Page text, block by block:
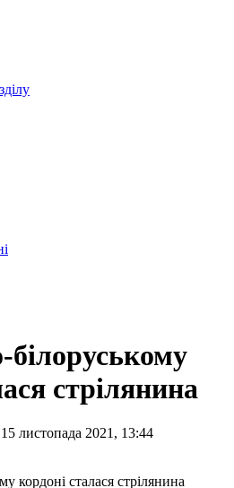
стрілянина
листопада 2021, 13:44